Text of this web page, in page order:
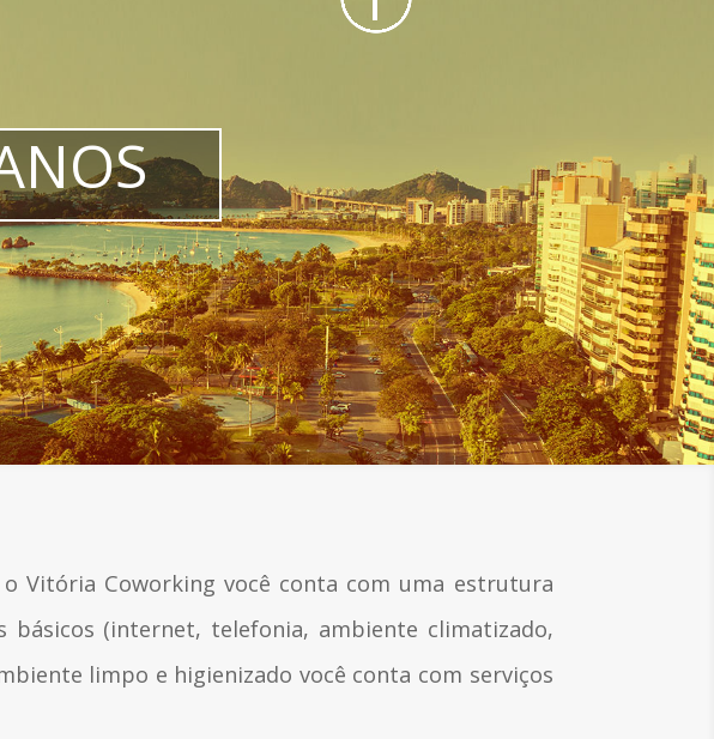
Vitória Coworking você conta com uma estrutura
básicos (internet, telefonia, ambiente climatizado,
limpo e higienizado você conta com serviços